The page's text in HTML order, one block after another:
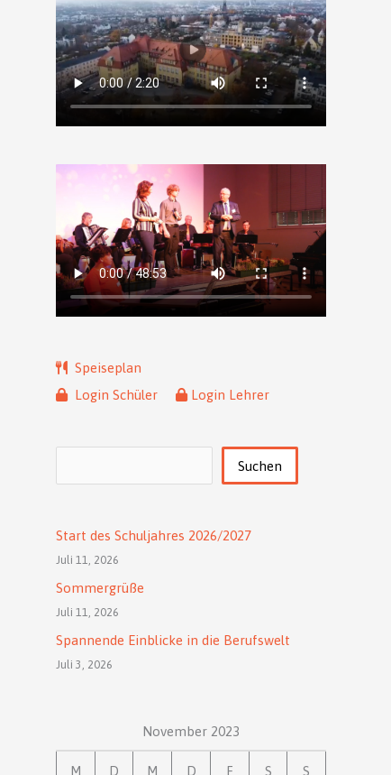
Speiseplan
Login Schüler
Login Lehrer
Suchen
Start des Schuljahres 2026/2027
Juli 11, 2026
Sommergrüße
Juli 11, 2026
Spannende Einblicke in die Berufswelt
Juli 3, 2026
November 2023
M D M D F S S